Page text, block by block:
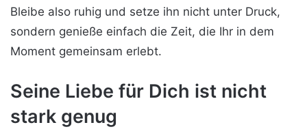
Bleibe also ruhig und setze ihn nicht unter Druck,
sondern genieße einfach die Zeit, die Ihr in dem
Moment gemeinsam erlebt.
Seine Liebe für Dich ist nicht
stark genug